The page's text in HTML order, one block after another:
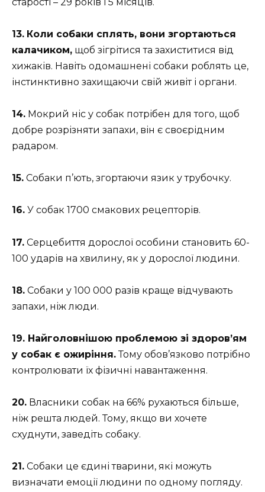
13. Коли собаки сплять, вони згортаються
калачиком, щоб зігрітися та захиститися від
хижаків. Навіть одомашнені собаки роблять це,
інстинктивно захищаючи свій живіт і органи.
14. Мокрий ніс у собак потрібен для того, щоб
добре розрізняти запахи, він є своєрідним
радаром.
15. Собаки п’ють, згортаючи язик у трубочку.
16. У собак 1700 смакових рецепторів.
17. Серцебиття дорослої особини становить 60-
100 ударів на хвилину, як у дорослої людини.
18. Собаки у 100 000 разів краще відчувають
запахи, ніж люди.
19. Найголовнішою проблемою зі здоров’ям
у собак є ожиріння.Тому обов’язково потрібно
контролювати їх фізичні навантаження.
20. Власники собак на 66% рухаються більше,
ніж решта людей. Тому, якщо ви хочете
схуднути, заведіть собаку.
21. Собаки це єдині тварини, які можуть
визначати емоції людини по одному погляду.